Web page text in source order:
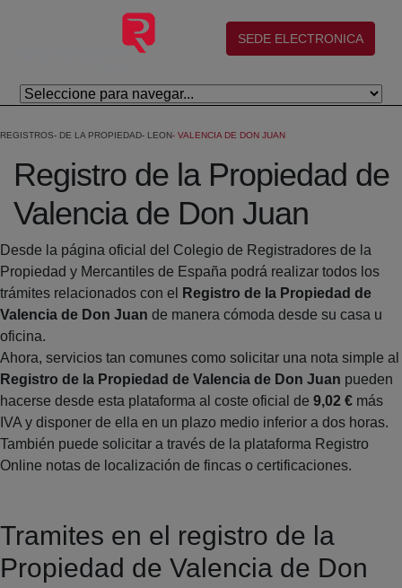
Saltar al contenido principal
(abre en nueva ventana)
SEDE ELECTRONICA
REGISTROS DE LA PROPIEDAD LEON VALENCIA DE DON JUAN
Registro de la Propiedad de
Valencia de Don Juan
Desde la página oficial del Colegio de Registradores de la
Propiedad y Mercantiles de España podrá realizar todos los
trámites relacionados con el
Registro de la Propiedad de
Valencia de Don Juan de manera cómoda desde su casa u
oficina.
Ahora, servicios tan comunes como solicitar una nota simple al
Registro de la Propiedad de Valencia de Don Juan pueden
hacerse desde esta plataforma al coste oficial de 9,02 € más
IVA y disponer de ella en un plazo medio inferior a dos horas.
También puede solicitar a través de la plataforma Registro
Online notas de localización de fincas o certificaciones.
Tramites en el registro de la
Propiedad de Valencia de Don